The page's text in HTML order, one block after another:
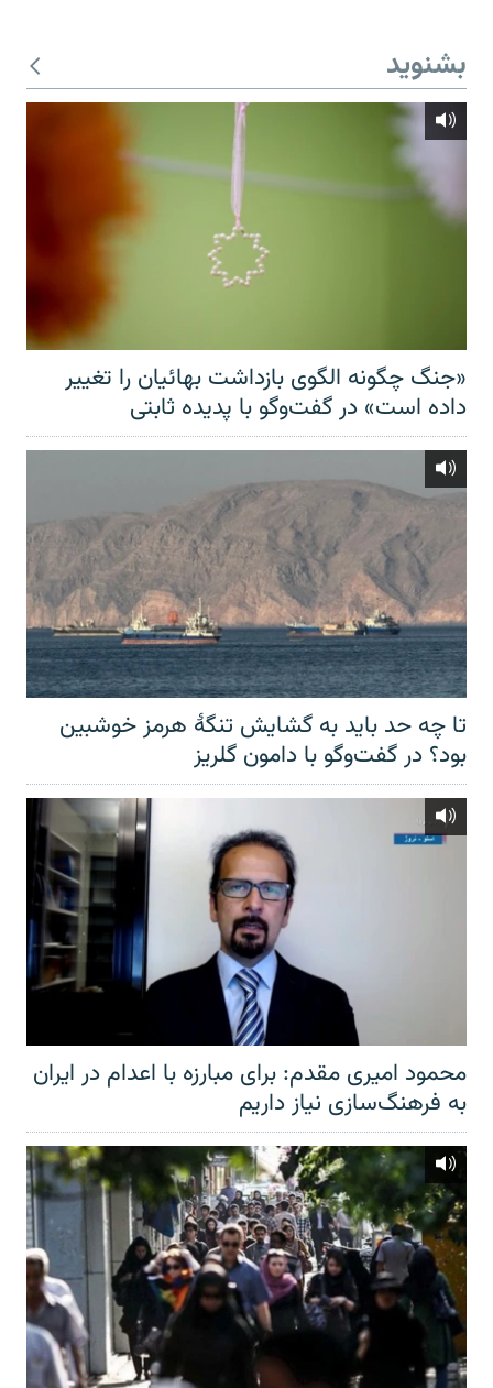
بشنوید
«جنگ چگونه الگوی بازداشت بهائیان را تغییر
داده است» در گفت‌وگو با پدیده ثابتی
تا چه حد باید به گشایش تنگهٔ هرمز خوشبین
بود؟ در گفت‌وگو با دامون گلریز
محمود امیری مقدم: برای مبارزه با اعدام در ایران
به فرهنگ‌سازی نیاز داریم